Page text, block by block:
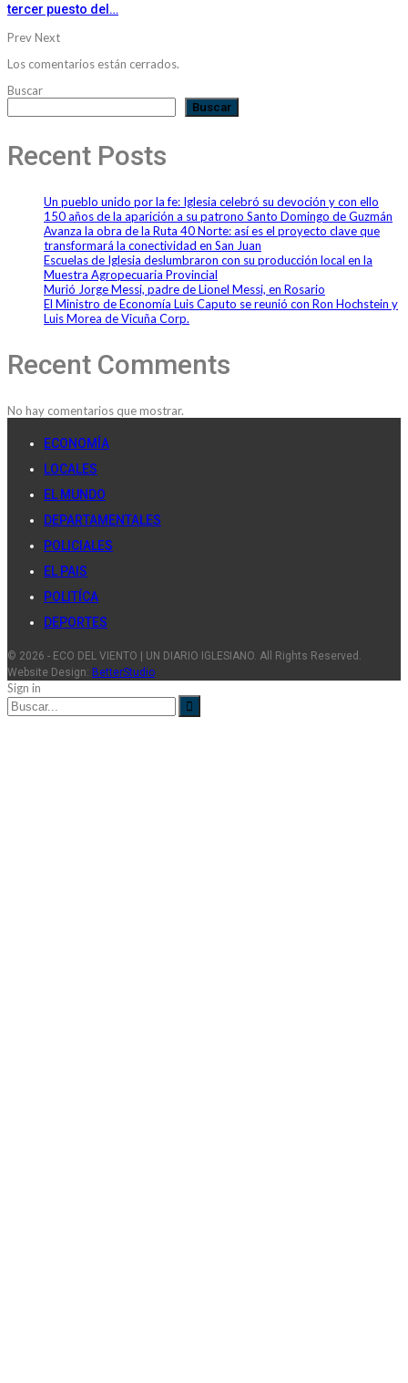
tercer puesto del…
PrevNext
Los comentarios están cerrados.
Buscar
Buscar
Recent Posts
Un pueblo unido por la fe: Iglesia celebró su devoción y con ello
150 años de la aparición a su patrono Santo Domingo de Guzmán
Avanza la obra de la Ruta 40 Norte: así es el proyecto clave que
transformará la conectividad en San Juan
Escuelas de Iglesia deslumbraron con su producción local en la
Muestra Agropecuaria Provincial
Murió Jorge Messi, padre de Lionel Messi, en Rosario
El Ministro de Economía Luis Caputo se reunió con Ron Hochstein y
Luis Morea de Vicuña Corp.
Recent Comments
No hay comentarios que mostrar.
ECONOMÍA
LOCALES
EL MUNDO
DEPARTAMENTALES
POLICIALES
EL PAIS
POLITÍCA
DEPORTES
© 2026 - ECO DEL VIENTO | UN DIARIO IGLESIANO. All Rights Reserved.
Website Design: BetterStudio
Sign in